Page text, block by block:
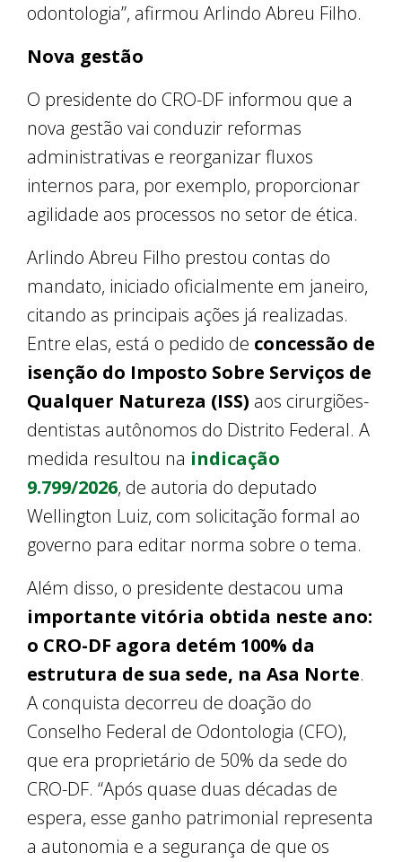
odontologia”, afirmou Arlindo Abreu Filho.
Nova gestão
O presidente do CRO-DF informou que a
nova gestão vai conduzir reformas
administrativas e reorganizar fluxos
internos para, por exemplo, proporcionar
agilidade aos processos no setor de ética.
Arlindo Abreu Filho prestou contas do
mandato, iniciado oficialmente em janeiro,
citando as principais ações já realizadas.
Entre elas, está o pedido de concessão de
isenção do Imposto Sobre Serviços de
Qualquer Natureza (ISS) aos cirurgiões-
dentistas autônomos do Distrito Federal. A
medida resultou na indicação
9.799/2026, de autoria do deputado
Wellington Luiz, com solicitação formal ao
governo para editar norma sobre o tema.
Além disso, o presidente destacou uma
importante vitória obtida neste ano:
o CRO-DF agora detém 100% da
estrutura de sua sede, na Asa Norte.
A conquista decorreu de doação do
Conselho Federal de Odontologia (CFO),
que era proprietário de 50% da sede do
CRO-DF. “Após quase duas décadas de
espera, esse ganho patrimonial representa
a autonomia e a segurança de que os